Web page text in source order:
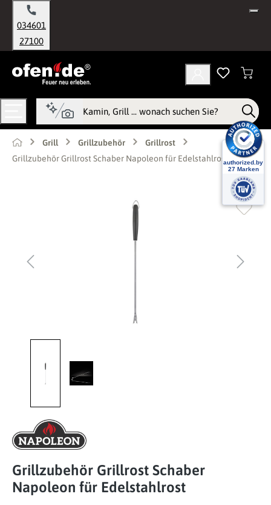
springen
034601
27100
Grill Grillzubehör
Grillrost
Grillzubehör Grillrost Schaber Napoleon für Edelstahlrost
Grillzubehör Grillrost Schaber
Napoleon für Edelstahlrost